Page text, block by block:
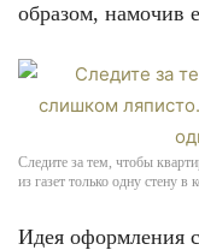
образом, намочив
Следите за тем, чтобы
из газет только одну стену в
Идея оформления